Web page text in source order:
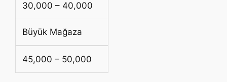
30,000 – 40,000
Büyük Mağaza
45,000 – 50,000